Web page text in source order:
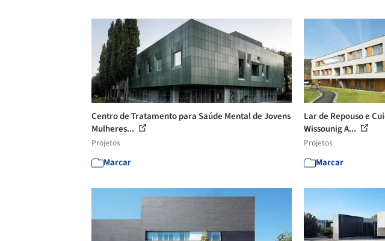
Centro de Tratamento para Saúde Mental de Jovens
Mulheres...
Projetos
Marcar
Lar de Repouso e
Wissounig A...
Projetos
Marcar